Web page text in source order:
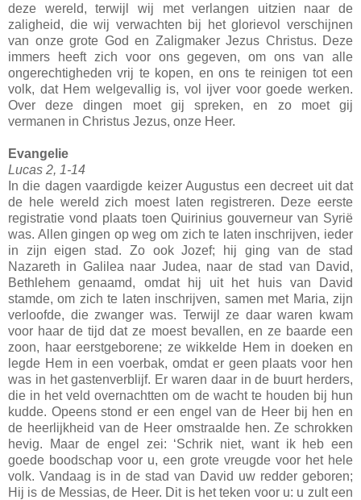
deze wereld, terwijl wij met verlangen uitzien naar de
zaligheid, die wij verwachten bij het glorievol verschijnen
van onze grote God en Zaligmaker Jezus Christus. Deze
immers heeft zich voor ons gegeven, om ons van alle
ongerechtigheden vrij te kopen, en ons te reinigen tot een
volk, dat Hem welgevallig is, vol ijver voor goede werken.
Over deze dingen moet gij spreken, en zo moet gij
vermanen in Christus Jezus, onze Heer.
Evangelie
Lucas 2, 1-14
In die dagen vaardigde keizer Augustus een decreet uit dat
de hele wereld zich moest laten registreren. Deze eerste
registratie vond plaats toen Quirinius gouverneur van Syrië
was. Allen gingen op weg om zich te laten inschrijven, ieder
in zijn eigen stad. Zo ook Jozef; hij ging van de stad
Nazareth in Galilea naar Judea, naar de stad van David,
Bethlehem genaamd, omdat hij uit het huis van David
stamde, om zich te laten inschrijven, samen met Maria, zijn
verloofde, die zwanger was. Terwijl ze daar waren kwam
voor haar de tijd dat ze moest bevallen, en ze baarde een
zoon, haar eerstgeborene; ze wikkelde Hem in doeken en
legde Hem in een voerbak, omdat er geen plaats voor hen
was in het gastenverblijf. Er waren daar in de buurt herders,
die in het veld overnachtten om de wacht te houden bij hun
kudde. Opeens stond er een engel van de Heer bij hen en
de heerlijkheid van de Heer omstraalde hen. Ze schrokken
hevig. Maar de engel zei: ‘Schrik niet, want ik heb een
goede boodschap voor u, een grote vreugde voor het hele
volk. Vandaag is in de stad van David uw redder geboren;
Hij is de Messias, de Heer. Dit is het teken voor u: u zult een